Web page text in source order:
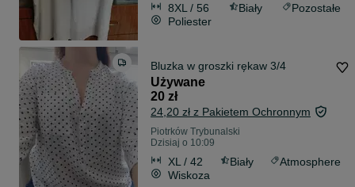
8XL / 56 Biały
Pozostałe
Poliester
Bluzka w groszki rękaw 3/4
Używane
20 zł
24,20 zł z Pakietem Ochronnym
Piotrków Trybunalski
Dzisiaj o 10:09
XL / 42 Biały
Atmosphere
Wiskoza